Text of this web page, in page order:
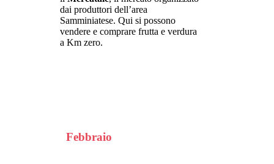
dai produttori dell’area
Samminiatese. Qui si possono
vendere e comprare frutta e verdura
a Km zero.
Febbraio